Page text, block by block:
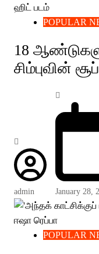
POPULAR
18
சிம்புவின்
admin January 28,
POPULAR